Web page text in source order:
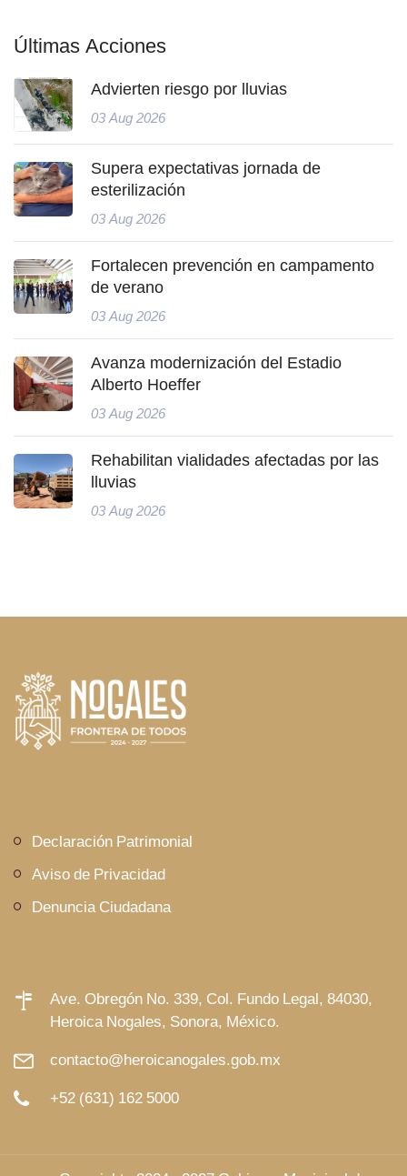
Últimas Acciones
Advierten riesgo por lluvias
03 Aug 2026
Supera expectativas jornada de
esterilización
03 Aug 2026
Fortalecen prevención en campamento
de verano
03 Aug 2026
Avanza modernización del Estadio
Alberto Hoeffer
03 Aug 2026
Rehabilitan vialidades afectadas por las
lluvias
03 Aug 2026
Declaración Patrimonial
Aviso de Privacidad
Denuncia Ciudadana
Ave. Obregón No. 339, Col. Fundo Legal, 84030,
Heroica Nogales, Sonora, México.
contacto@heroicanogales.gob.mx
+52 (631) 162 5000